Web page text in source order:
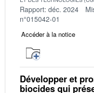
Rapport: déc. 2024
n°015042-01
Accéder à la notice
Développer et
biocides qui